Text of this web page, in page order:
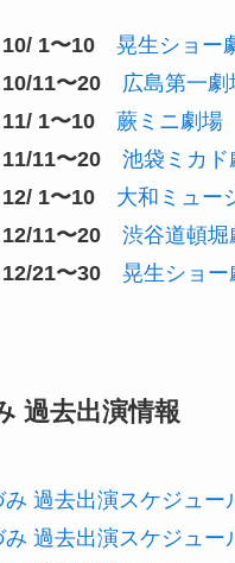
1〜10
晃生ショー
11〜20
広島第一劇
1〜10
蕨ミニ劇場
11〜20
池袋ミカド
1〜10
大和ミュー
11〜20
渋谷道頓堀
21〜30
晃生ショー
過去出演情報
み 過去出演スケジュー
み 過去出演スケジュー